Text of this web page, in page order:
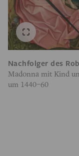
Nachfolger des
Madonna mit Kind
um 1440–60